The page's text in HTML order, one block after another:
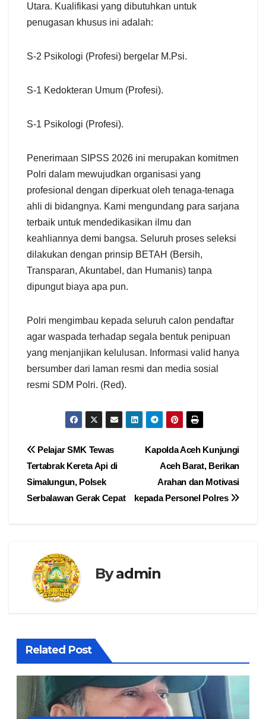
Utara. Kualifikasi yang dibutuhkan untuk
penugasan khusus ini adalah:
S-2 Psikologi (Profesi) bergelar M.Psi.
S-1 Kedokteran Umum (Profesi).
S-1 Psikologi (Profesi).
Penerimaan SIPSS 2026 ini merupakan komitmen
Polri dalam mewujudkan organisasi yang
profesional dengan diperkuat oleh tenaga-tenaga
ahli di bidangnya. Kami mengundang para sarjana
terbaik untuk mendedikasikan ilmu dan
keahliannya demi bangsa. Seluruh proses seleksi
dilakukan dengan prinsip BETAH (Bersih,
Transparan, Akuntabel, dan Humanis) tanpa
dipungut biaya apa pun.
Polri mengimbau kepada seluruh calon pendaftar
agar waspada terhadap segala bentuk penipuan
yang menjanjikan kelulusan. Informasi valid hanya
bersumber dari laman resmi dan media sosial
resmi SDM Polri. (Red).
Navigasi
pos
Kapolda Aceh Kunjungi
Aceh Barat, Berikan
Arahan dan Motivasi
kepada Personel Polres
Pelajar SMK Tewas
Tertabrak Kereta Api di
Simalungun, Polsek
Serbalawan Gerak Cepat
Byadmin
Related Post